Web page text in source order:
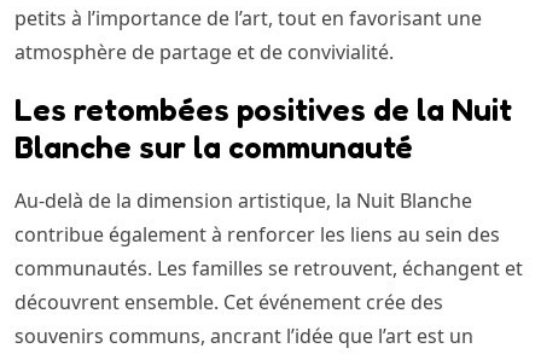
petits à l’importance de l’art, tout en favorisant une
atmosphère de partage et de convivialité.
Les retombées positives de la Nuit
Blanche sur la communauté
Au-delà de la dimension artistique, la Nuit Blanche
contribue également à renforcer les liens au sein des
communautés. Les familles se retrouvent, échangent et
découvrent ensemble. Cet événement crée des
souvenirs communs, ancrant l’idée que l’art est un